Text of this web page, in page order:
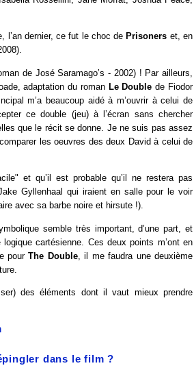
l’an dernier, ce fut le choc de Prisoners et, en
de José Saramago’s - 2002) ! Par ailleurs,
adaptation du roman Le Double de Fiodor
m’a beaucoup aidé à m’ouvrir à celui de
ce double (jeu) à l’écran sans chercher
que le récit se donne. Je ne suis pas assez
les oeuvres des deux David à celui de
et qu’il est probable qu’il ne restera pas
Gyllenhaal qui iraient en salle pour le voir
avec sa barbe noire et hirsute !).
semble très important, d’une part, et
cartésienne. Ces deux points m’ont en
pourThe Double, il me faudra une deuxième
des éléments dont il vaut mieux prendre
dans le film ?